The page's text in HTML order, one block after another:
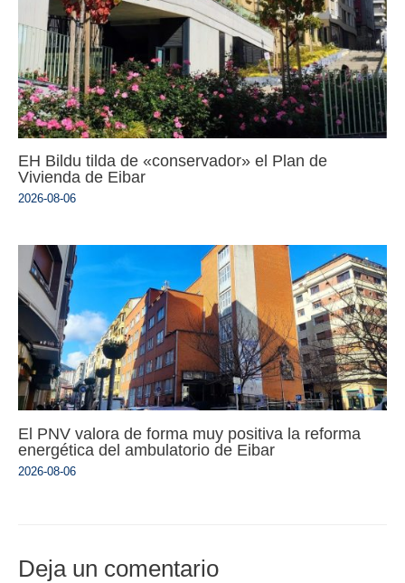
EH Bildu tilda de «conservador» el Plan de
Vivienda de Eibar
2026-08-06
El PNV valora de forma muy positiva la reforma
energética del ambulatorio de Eibar
2026-08-06
Deja un comentario